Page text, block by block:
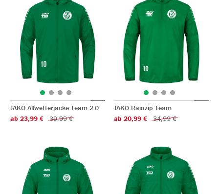
JAKO Allwetterjacke Team 2.0
ab 23,99 €
39,99 €
JAKO Rainzip Team
ab 20,99 €
34,99 €